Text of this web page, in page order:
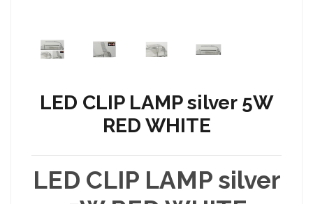
LED CLIP LAMP silver 5W
RED WHITE
LED CLIP LAMP silver